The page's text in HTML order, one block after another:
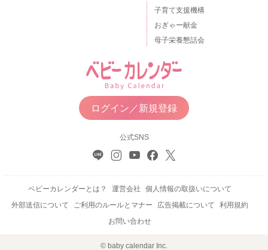
子育て支援機構
おぎゃー献金
母子栄養懇話会
ログイン／新規登録
公式SNS
ベビーカレンダーとは？ 運営会社
個人情報の取扱いについて
外部送信について
ご利用のルールとマナー 広告掲載について
利用規約
お問い合わせ
© baby calendar Inc.